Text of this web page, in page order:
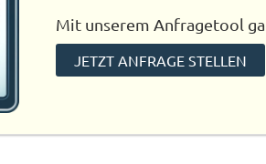
Mit unserem Anfragetool
JETZT ANFRAGE STELLEN